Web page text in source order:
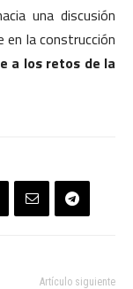
una discusión
la construcción
a los retos de la
Artículo siguiente